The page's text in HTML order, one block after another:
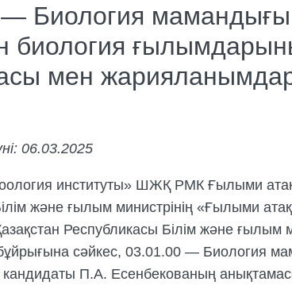
Биология
биология
мен жарияланымдар
06.03.2025
институты» ШЖҚ РМК Ғылыми
және ғылым министрінің «Ғылыми
Республикасы Білім және
бұйрығына сәйкес, 03.01.00 — Биология
П.А. Есенбекованың